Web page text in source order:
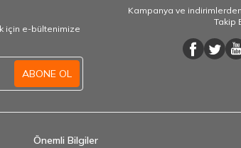
için e-bültenimize
ABONE OL
Kampanya ve
Takip
Önemli Bilgiler